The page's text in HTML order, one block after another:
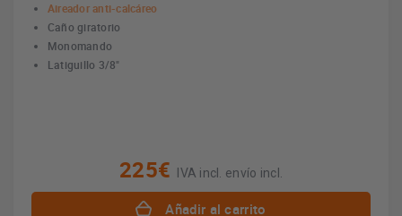
Aireador anti-calcáreo
Caño giratorio
Monomando
Latiguillo 3/8"
225€ IVA incl. envío incl.
Añadir al carrito